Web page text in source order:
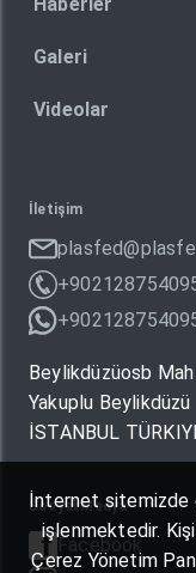
Haberler
Galeri
Videolar
İletişim
Beylikdüzüosb
Yakuplu Beylikdüzü
İSTANBUL
Sosyal Medya
Facebook
İnternet sitemizde
işlenmektedir.
Çerez Yönetim